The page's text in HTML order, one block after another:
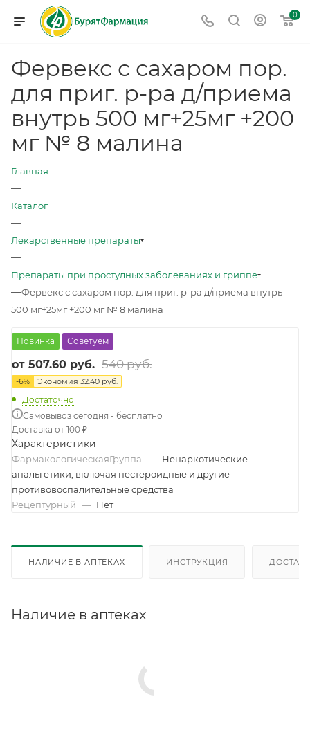
0
Фервекс с сахаром пор.
для приг. р-ра д/приема
внутрь 500 мг+25мг +200
мг № 8 малина
Главная
—
Каталог
—
Лекарственные препараты
—
Препараты при простудных заболеваниях и гриппе
—Фервекс с сахаром пор. для приг. р-ра д/приема внутрь
500 мг+25мг +200 мг № 8 малина
Новинка Советуем
от 507.60 руб. 540 руб.
-6% Экономия 32.40 руб.
Достаточно
Самовывоз сегодня - бесплатно
Доставка от 100 ₽
Характеристики
ФармакологическаяГруппа — Ненаркотические
анальгетики, включая нестероидные и другие
противовоспалительные средства
Рецептурный — Нет
НАЛИЧИЕ В АПТЕКАХ ИНСТРУКЦИЯ
Наличие в аптеках